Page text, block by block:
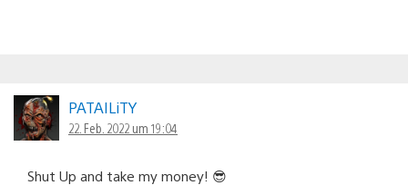
PATAILiTY
22. Feb. 2022 um 19:04
Shut Up and take my money! 😎